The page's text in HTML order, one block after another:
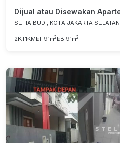
SETIA BUDI, KOTA JAKARTA SELATAN
2KT1KMLT 91m2 LB 91m2